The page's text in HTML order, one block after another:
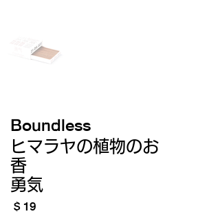
Boundless
ヒマラヤの植物のお
香
勇気
$ 19